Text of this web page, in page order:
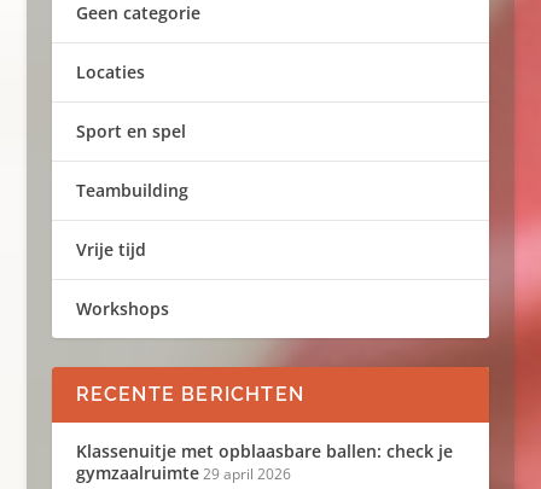
Geen categorie
Locaties
Sport en spel
Teambuilding
Vrije tijd
Workshops
RECENTE BERICHTEN
Klassenuitje met opblaasbare ballen: check je
gymzaalruimte 29 april 2026